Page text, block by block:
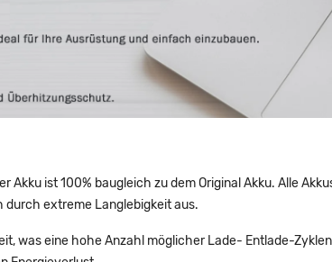
Akku ist 100% baugleich zu dem Original Akku. Alle
extreme Langlebigkeit aus.
was eine hohe Anzahl möglicher Lade- Entlade-